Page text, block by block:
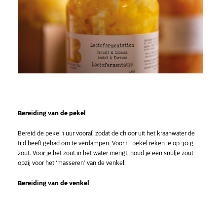
Bereiding van de pekel
Bereid de pekel 1 uur vooraf, zodat de chloor uit het kraanwater de
tijd heeft gehad om te verdampen. Voor 1 l pekel reken je op 30 g
zout. Voor je het zout in het water mengt, houd je een snufje zout
opzij voor het ‘masseren’ van de venkel.
Bereiding van de venkel